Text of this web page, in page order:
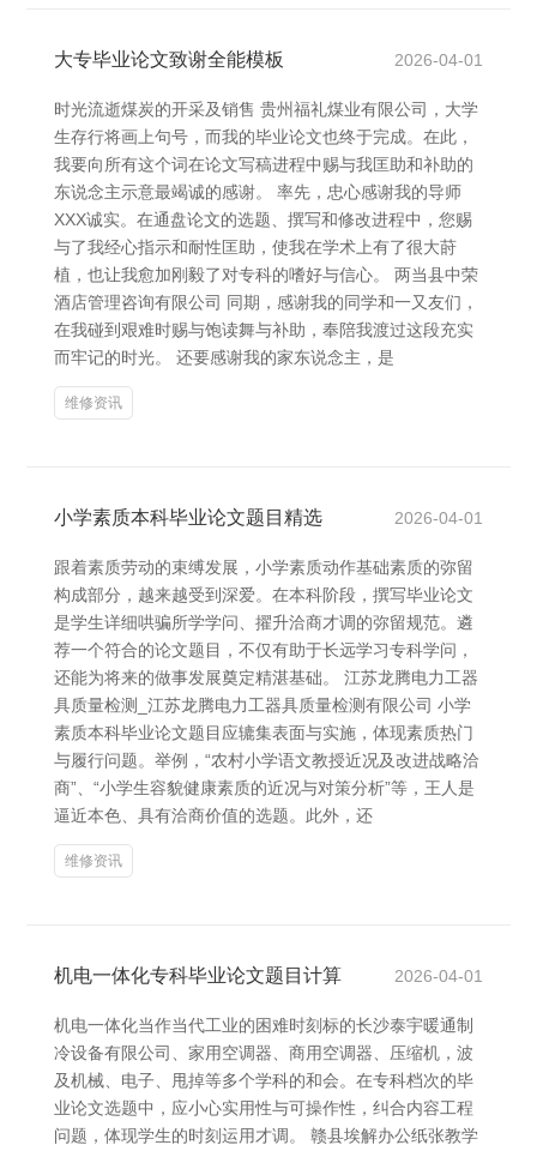
大专毕业论文致谢全能模板 2026-04-01
时光流逝煤炭的开采及销售 贵州福礼煤业有限公司，大学
生存行将画上句号，而我的毕业论文也终于完成。在此，
我要向所有这个词在论文写稿进程中赐与我匡助和补助的
东说念主示意最竭诚的感谢。 率先，忠心感谢我的导师
XXX诚实。在通盘论文的选题、撰写和修改进程中，您赐
与了我经心指示和耐性匡助，使我在学术上有了很大莳
植，也让我愈加刚毅了对专科的嗜好与信心。 两当县中荣
酒店管理咨询有限公司 同期，感谢我的同学和一又友们，
在我碰到艰难时赐与饱读舞与补助，奉陪我渡过这段充实
而牢记的时光。 还要感谢我的家东说念主，是
维修资讯
小学素质本科毕业论文题目精选 2026-04-01
跟着素质劳动的束缚发展，小学素质动作基础素质的弥留
构成部分，越来越受到深爱。在本科阶段，撰写毕业论文
是学生详细哄骗所学学问、擢升洽商才调的弥留规范。遴
荐一个符合的论文题目，不仅有助于长远学习专科学问，
还能为将来的做事发展奠定精湛基础。 江苏龙腾电力工器
具质量检测_江苏龙腾电力工器具质量检测有限公司 小学
素质本科毕业论文题目应辘集表面与实施，体现素质热门
与履行问题。举例，“农村小学语文教授近况及改进战略洽
商”、“小学生容貌健康素质的近况与对策分析”等，王人是
逼近本色、具有洽商价值的选题。此外，还
维修资讯
机电一体化专科毕业论文题目计算 2026-04-01
机电一体化当作当代工业的困难时刻标的长沙泰宇暖通制
冷设备有限公司、家用空调器、商用空调器、压缩机，波
及机械、电子、甩掉等多个学科的和会。在专科档次的毕
业论文选题中，应小心实用性与可操作性，纠合内容工程
问题，体现学生的时刻运用才调。 赣县埃解办公纸张教学